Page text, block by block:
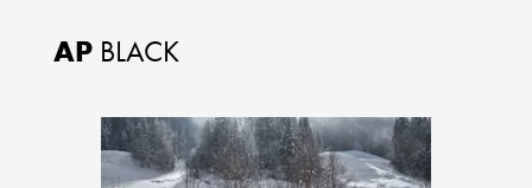
AP BLACK